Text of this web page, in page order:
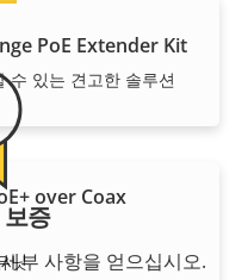
PoE Extender Kit
수 있는 견고한 솔루션
over Coax
닛
증
부 사항을 얻으십시오.